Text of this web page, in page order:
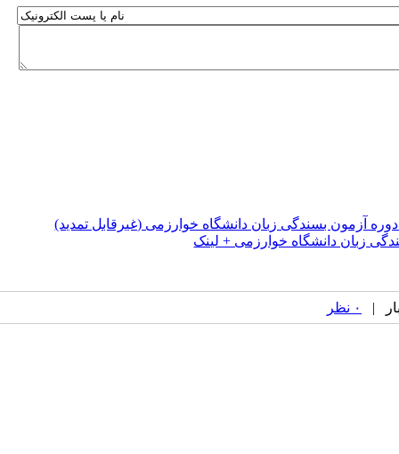
آزمون بسندگی زبان دانشگاه خوارزمی (غیرقابل تمدید)
زبان دانشگاه خوارزمی + لینک
۰ نظر